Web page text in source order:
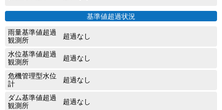
基準値超過状況
雨量基準値超過
観測所
超過なし
水位基準値超過
観測所
超過なし
危機管理型水位
計
超過なし
ダム基準値超過
観測所
超過なし